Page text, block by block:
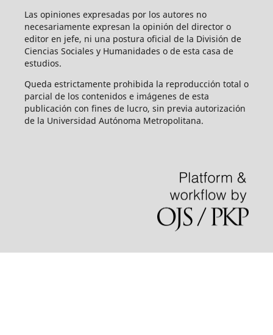
Las opiniones expresadas por los autores no
necesariamente expresan la opinión del director o
editor en jefe, ni una postura oficial de la División de
Ciencias Sociales y Humanidades o de esta casa de
estudios.
Queda estrictamente prohibida la reproducción total o
parcial de los contenidos e imágenes de esta
publicación con fines de lucro, sin previa autorización
de la Universidad Autónoma Metropolitana.